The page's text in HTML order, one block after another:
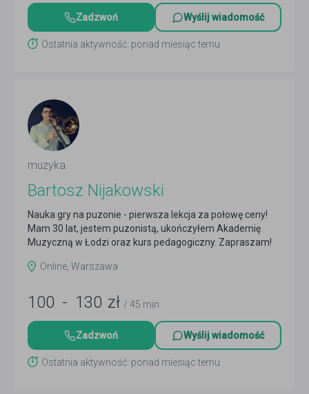
Zadzwoń Wyślij wiadomość
Ostatnia aktywność: ponad miesiąc temu
muzyka
Bartosz Nijakowski
Nauka gry na puzonie - pierwsza lekcja za połowę ceny!
Mam 30 lat, jestem puzonistą, ukończyłem Akademię
Muzyczną w Łodzi oraz kurs pedagogiczny. Zapraszam!
Online, Warszawa
100 - 130 zł / 45 min
Zadzwoń Wyślij wiadomość
Ostatnia aktywność: ponad miesiąc temu